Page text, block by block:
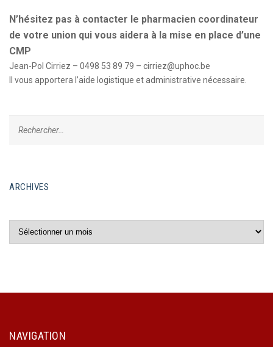
N’hésitez pas à contacter le pharmacien coordinateur
de votre union qui vous aidera à la mise en place d’une
CMP
Jean-Pol Cirriez – 0498 53 89 79 – cirriez@uphoc.be
Il vous apportera l’aide logistique et administrative nécessaire.
ARCHIVES
NAVIGATION